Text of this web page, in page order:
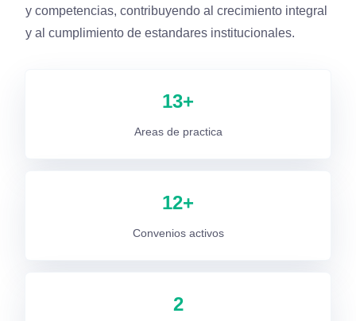
y competencias, contribuyendo al crecimiento integral
y al cumplimiento de estandares institucionales.
13+
Areas de practica
12+
Convenios activos
2